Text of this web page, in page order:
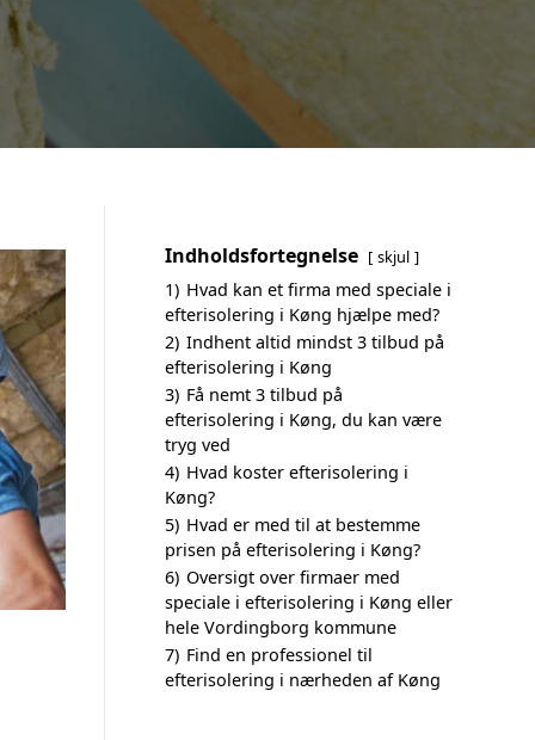
Indholdsfortegnelse skjul
1) Hvad kan et firma med speciale i
efterisolering i Køng hjælpe med?
2) Indhent altid mindst 3 tilbud på
efterisolering i Køng
3) Få nemt 3 tilbud på
efterisolering i Køng, du kan være
tryg ved
4) Hvad koster efterisolering i
Køng?
5) Hvad er med til at bestemme
prisen på efterisolering i Køng?
6) Oversigt over firmaer med
speciale i efterisolering i Køng eller
hele Vordingborg kommune
7) Find en professionel til
efterisolering i nærheden af Køng